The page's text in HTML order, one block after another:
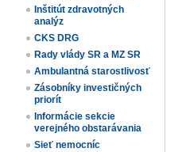
Inštitút zdravotných
analýz
CKS DRG
Rady vlády SR a MZ SR
Ambulantná starostlivosť
Zásobníky investičných
priorít
Informácie sekcie
verejného obstarávania
Sieť nemocníc